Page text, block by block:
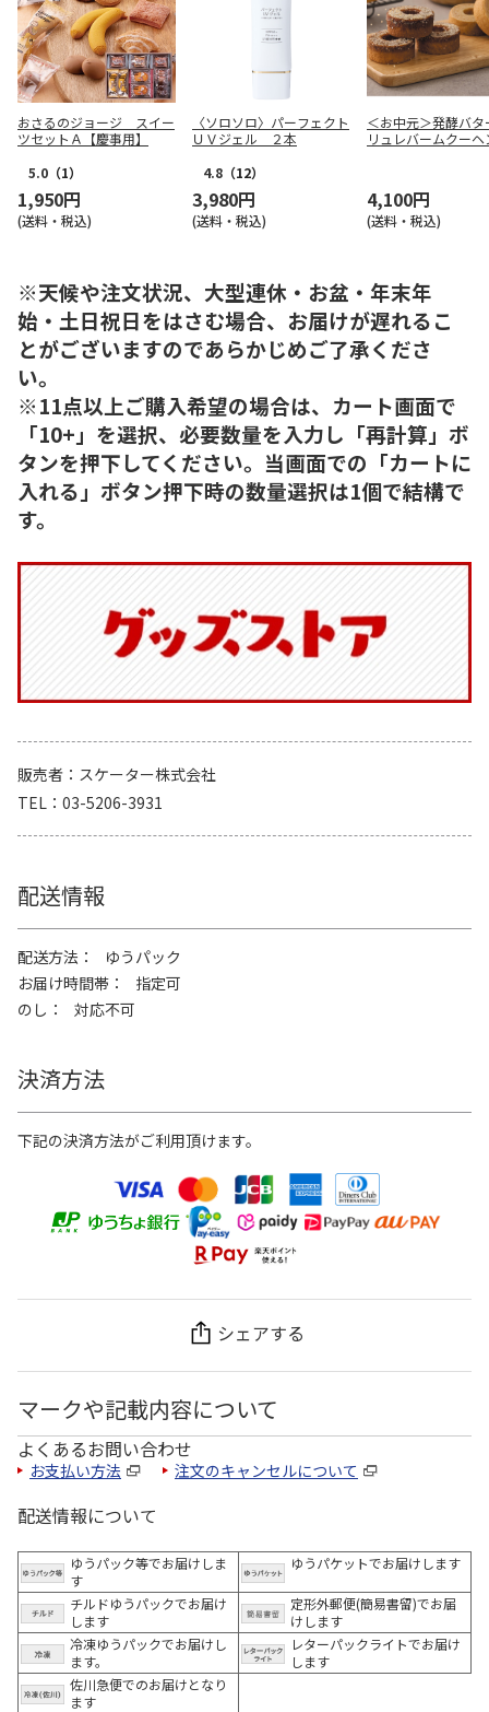
おさるのジョージ スイー
ツセットＡ【慶事用】
5.0 （1）
1,950円
(送料・税込)
〈ソロソロ〉パーフェクト
ＵＶジェル ２本
4.8 （12）
3,980円
(送料・税込)
＜お中元＞発酵バタ
リュレバームクー
4,100円
(送料・税込)
※天候や注文状況、大型連休・お盆・年末年
始・土日祝日をはさむ場合、お届けが遅れるこ
とがございますのであらかじめご了承くださ
い。
※11点以上ご購入希望の場合は、カート画面で
「10+」を選択、必要数量を入力し「再計算」ボ
タンを押下してください。当画面での「カートに
入れる」ボタン押下時の数量選択は1個で結構で
す。
販売者
スケーター株式会社
TEL
03-5206-3931
配送情報
配送方法
ゆうパック
お届け時間帯
指定可
のし
対応不可
決済方法
下記の決済方法がご利用頂けます。
シェアする
マークや記載内容について
よくあるお問い合わせ
お支払い方法 注文のキャンセルについて
配送情報について
ゆうパック等でお届けしま
す
ゆうパケットでお届けします
チルドゆうパックでお届け
します
定形外郵便(簡易書留)でお届
けします
冷凍ゆうパックでお届けし
ます。
レターパックライトでお届け
します
佐川急便でのお届けとなり
ます